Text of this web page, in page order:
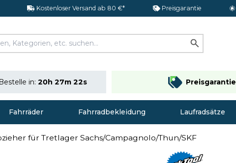
Kostenloser Versand ab 80 €* Preisgarantie
Bestelle in:20h 27m 21s Preisgarantie
Fahrräder Fahrradbekleidung Laufradsätze
für Tretlager Sachs/Campagnolo/Thun/SKF